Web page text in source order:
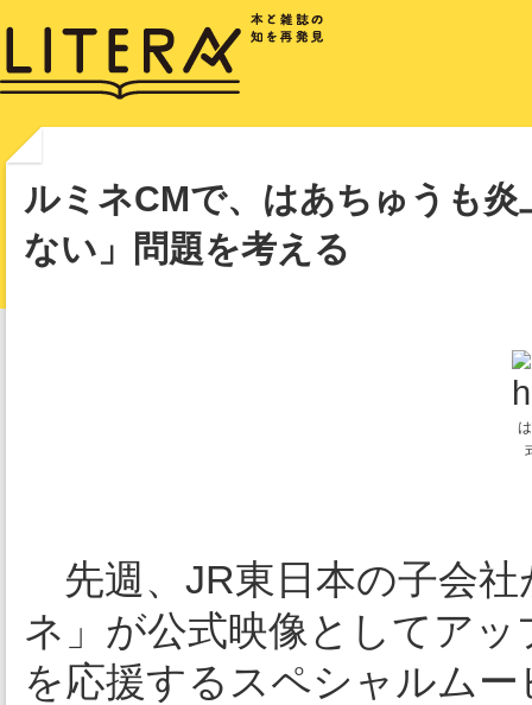
ルミネCMで、はあちゅうも
ない」問題を考える
先週、JR東日本の子会
ネ」が公式映像としてア
を応援するスペシャルム